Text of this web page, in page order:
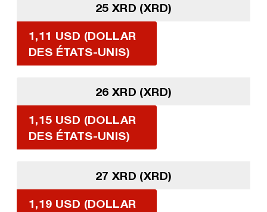
25 XRD (XRD)
1,11 USD (DOLLAR
DES ÉTATS-UNIS)
26 XRD (XRD)
1,15 USD (DOLLAR
DES ÉTATS-UNIS)
27 XRD (XRD)
1,19 USD (DOLLAR